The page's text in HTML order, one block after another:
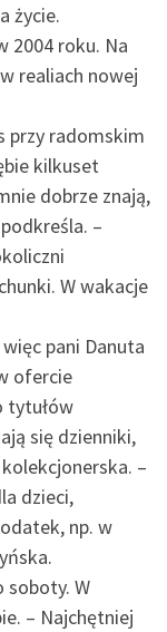
życie.
2004 roku. Na
realiach nowej
przy radomskim
kilkuset
dobrze znają,
–
W wakacje
pani Danuta
ofercie
tytułów
się dzienniki,
–
dzieci,
np. w
soboty. W
– Najchętniej